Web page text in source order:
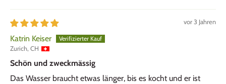
vor 3 Jahren
Katrin Keiser
Zurich, CH
Schön und zweckmässig
Das Wasser braucht etwas länger, bis es kocht und er ist